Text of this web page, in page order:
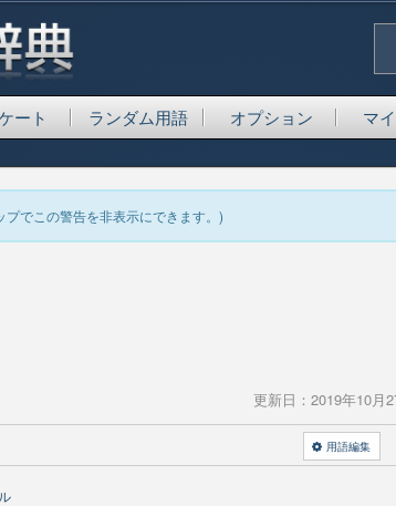
ート ランダム用語 オプション マ
でこの警告を非表示にできます。)
更新日： 2019年10月
用語編集